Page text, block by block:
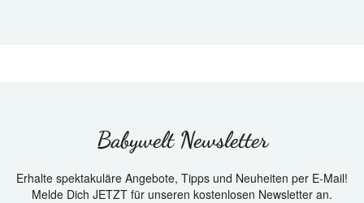
Babywelt Newsletter
Erhalte spektakuläre Angebote, Tipps und Neuheiten per E-Mail!
Melde Dich JETZT für unseren kostenlosen Newsletter an.